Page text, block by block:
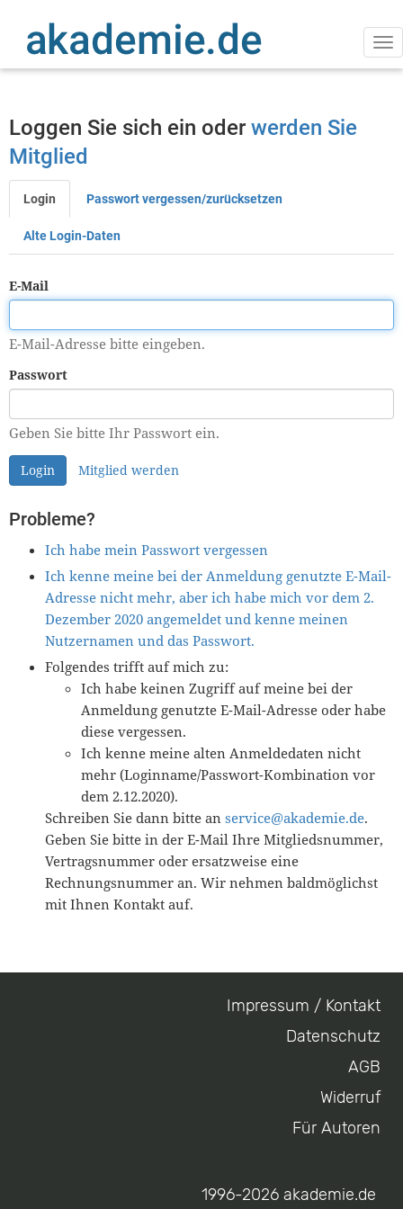
Inhalt
Loggen Sie sich ein oder werden Sie
Mitglied
Primäre
Reiter
Login Passwort vergessen/zurücksetzen
Alte Login-Daten
E-Mail
E-Mail-Adresse bitte eingeben.
Passwort
Geben Sie bitte Ihr Passwort ein.
Login Mitglied werden
Probleme?
Ich habe mein Passwort vergessen
Ich kenne meine bei der Anmeldung genutzte E-Mail-
Adresse nicht mehr, aber ich habe mich vor dem 2.
Dezember 2020 angemeldet und kenne meinen
Nutzernamen und das Passwort.
Folgendes trifft auf mich zu:
Ich habe keinen Zugriff auf meine bei der
Anmeldung genutzte E-Mail-Adresse oder habe
diese vergessen.
Ich kenne meine alten Anmeldedaten nicht
mehr (Loginname/Passwort-Kombination vor
dem 2.12.2020).
Schreiben Sie dann bitte an service@akademie.de.
Geben Sie bitte in der E-Mail Ihre Mitgliedsnummer,
Vertragsnummer oder ersatzweise eine
Rechnungsnummer an. Wir nehmen baldmöglichst
mit Ihnen Kontakt auf.
Impressum / Kontakt
Datenschutz
AGB
Widerruf
Für Autoren
1996-2026 akademie.de